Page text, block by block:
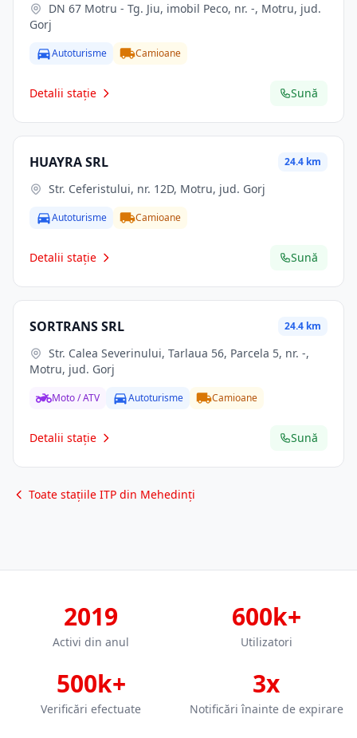
Gorj
Autoturisme Camioane
Detalii stație Sună
HUAYRA SRL 24.4 km
Str. Ceferistului, nr. 12D, Motru, jud. Gorj
Autoturisme Camioane
Detalii stație Sună
SORTRANS SRL 24.4 km
Motru, jud. Gorj
Moto / ATV Autoturisme Camioane
Detalii stație Sună
Toate stațiile ITP din Mehedinți
2019
Activi din anul
600k+
Utilizatori
500k+
Verificări efectuate
3x
Notificări înainte de expirare